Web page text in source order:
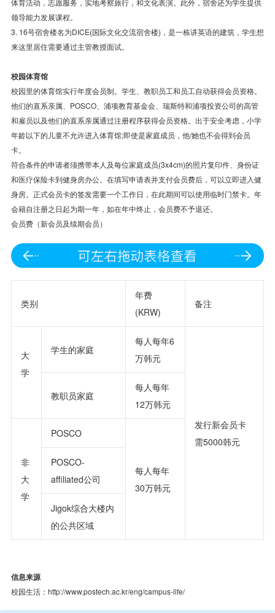
领导能力发展课程。
3. 16号宿舍楼名为DICE(国际文化交流宿舍楼)，是一栋讲英语的建筑，学生想
来这里居住需要通过主管教授面试。
校园体育馆
校园里的体育馆实行年度会员制。学生、教职员工和员工自动获得会员资格。
他们的直系亲属、POSCO、浦项教育基金会、瑞斯特和浦项投资公司的高管
和雇员以及他们的直系亲属通过注册程序获得会员资格。出于安全考虑，小学
年龄以下的儿童不允许进入体育馆;即使是家庭成员，他/她也不会得到会员
卡。
符合条件的申请者须携带本人及每位家庭成员(3x4cm)的照片复印件、身份证
和医疗保险卡到健身房办公。在填写申请表并支付会员费后，可以立即进入健
身房。正式会员卡的签发需要一个工作日，在此期间可以使用临时门禁卡。年
会籍自注册之日起为期一年，如在年中终止，会员费不予退还。
会员费（新会员及续期会员）
类别
年费
(KRW)
备注
大
学
学生的家庭
每人每年6
万韩元
发行新会员卡
需5000韩元
教职员家庭
每人每年
12万韩元
非
大
学
POSCO
每人每年
30万韩元
POSCO-
affiliated公司
Jigok综合大楼内
的公共区域
信息来源
校园生活：http://www.postech.ac.kr/eng/campus-life/